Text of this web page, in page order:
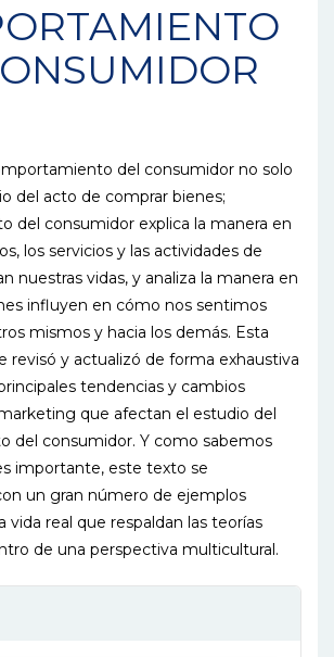
del consumidor no solo
del acto de comprar bienes;
del consumidor explica la manera en
los servicios y las actividades de
nuestras vidas, y analiza la manera en
influyen en cómo nos sentimos
mismos y hacia los demás. Esta
revisó y actualizó de forma exhaustiva
tendencias y cambios
que afectan el estudio del
del consumidor. Y como sabemos
importante, este texto se
un gran número de ejemplos
vida real que respaldan las teorías
de una perspectiva multicultural.